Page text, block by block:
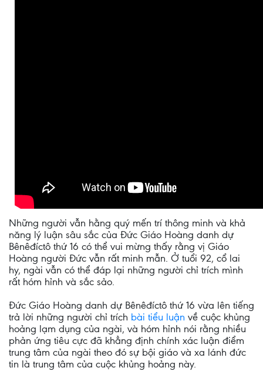
Những người vẫn hằng quý mến trí thông minh và khả
năng lý luận sâu sắc của Đức Giáo Hoàng danh dự
Bênêđíctô thứ 16 có thể vui mừng thấy rằng vị Giáo
Hoàng người Đức vẫn rất minh mẫn. Ở tuổi 92, cổ lai
hy, ngài vẫn có thể đáp lại những người chỉ trích mình
rất hóm hỉnh và sắc sảo.
Đức Giáo Hoàng danh dự Bênêđíctô thứ 16 vừa lên tiếng
trả lời những người chỉ trích bài tiểu luận về cuộc khủng
hoảng lạm dụng của ngài, và hóm hỉnh nói rằng nhiều
phản ứng tiêu cực đã khẳng định chính xác luận điểm
trung tâm của ngài theo đó sự bội giáo và xa lánh đức
tin là trung tâm của cuộc khủng hoảng này.